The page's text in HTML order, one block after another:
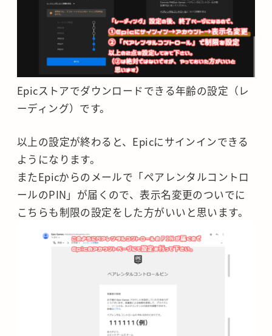
Epicストアでダウンロードできる年齢の設定（レ
ーディング）です。
以上の設定が終わると、Epicにサインインできる
ようになります。
またEpicからのメールで「ペアレンタルコントロ
ールのPIN」が届くので、表示名変更のついでに
こちらも制限の設定をした方がいいと思います。